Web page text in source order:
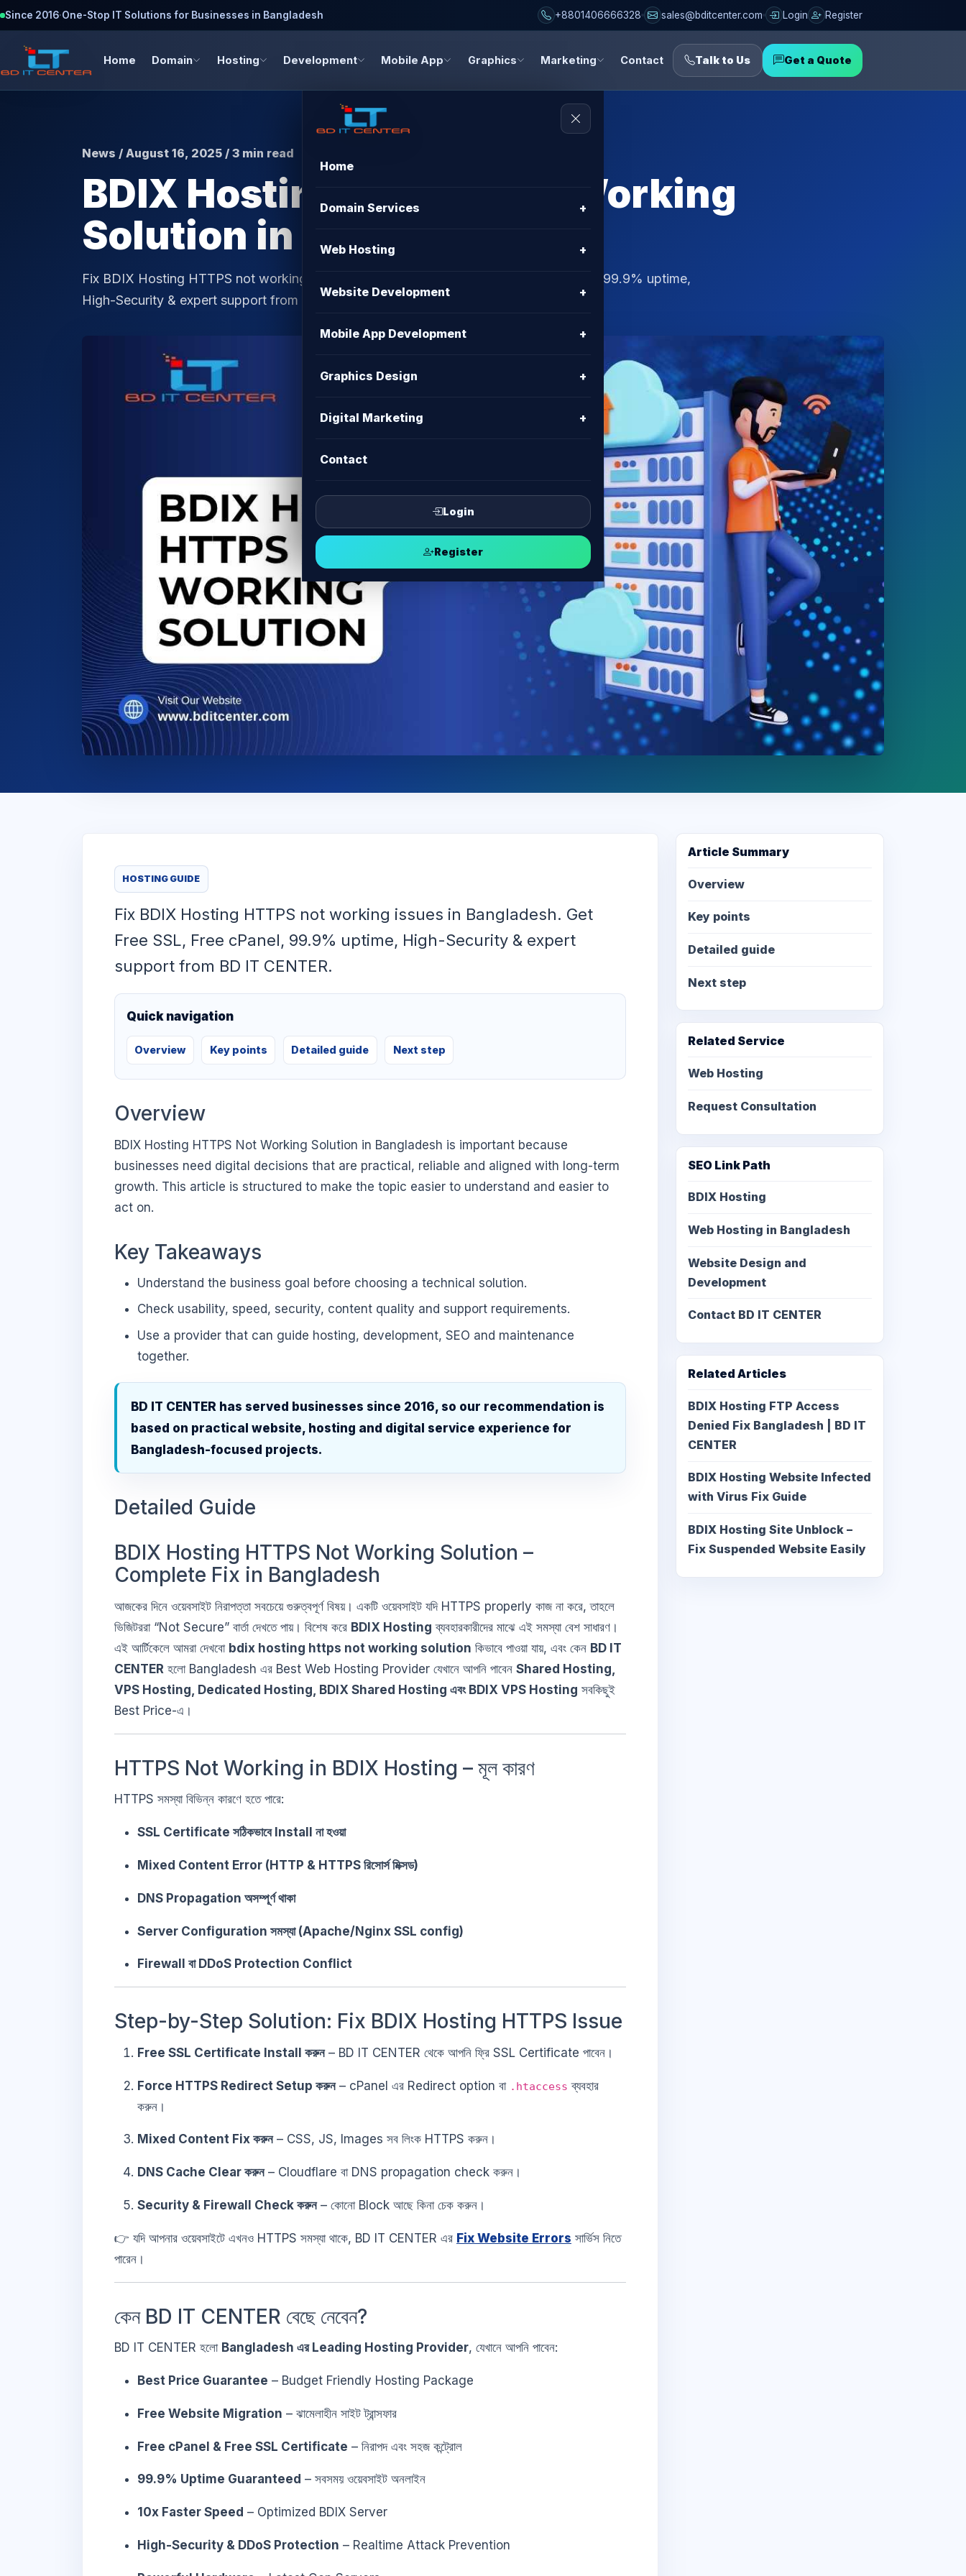
Since 2016·One-Stop IT Solutions for Businesses in Bangladesh +8801406666328 sales@bditcenter.com Login Register
Home Domain Hosting Development Mobile App Graphics Marketing Contact Talk to Us Get a Quote
Home
Domain Services +
Web Hosting +
Website Development +
Mobile App Development +
Graphics Design +
Digital Marketing +
Contact
Login
Register
News / August 16, 2025 / 3 min read
BDIX Hosting HTTPS Not Working
Solution in Bangladesh
Fix BDIX Hosting HTTPS not working issues in Bangladesh. Get Free SSL, Free cPanel, 99.9% uptime,
High-Security & expert support from BD IT CENTER.
HOSTING GUIDE
Fix BDIX Hosting HTTPS not working issues in Bangladesh. Get
Free SSL, Free cPanel, 99.9% uptime, High-Security & expert
support from BD IT CENTER.
Quick navigation
Overview Key points Detailed guide Next step
Overview
BDIX Hosting HTTPS Not Working Solution in Bangladesh is important because
businesses need digital decisions that are practical, reliable and aligned with long-term
growth. This article is structured to make the topic easier to understand and easier to
act on.
Key Takeaways
Understand the business goal before choosing a technical solution.
Check usability, speed, security, content quality and support requirements.
Use a provider that can guide hosting, development, SEO and maintenance
together.
BD IT CENTER has served businesses since 2016, so our recommendation is
based on practical website, hosting and digital service experience for
Bangladesh-focused projects.
Detailed Guide
BDIX Hosting HTTPS Not Working Solution –
Complete Fix in Bangladesh
আজকের দিনে ওয়েবসাইট নিরাপত্তা সবচেয়ে গুরুত্বপূর্ণ বিষয়। একটি ওয়েবসাইট যদি HTTPS properly কাজ না করে, তাহলে
ভিজিটররা “Not Secure” বার্তা দেখতে পায়। বিশেষ করে BDIX Hosting ব্যবহারকারীদের মাঝে এই সমস্যা বেশ সাধারণ।
এই আর্টিকেলে আমরা দেখবো bdix hosting https not working solution কিভাবে পাওয়া যায়, এবং কেন BD IT
CENTER হলো Bangladesh এর Best Web Hosting Provider যেখানে আপনি পাবেন Shared Hosting,
VPS Hosting, Dedicated Hosting, BDIX Shared Hosting এবং BDIX VPS Hosting সবকিছুই
Best Price-এ।
HTTPS Not Working in BDIX Hosting – মূল কারণ
HTTPS সমস্যা বিভিন্ন কারণে হতে পারে:
SSL Certificate সঠিকভাবে Install না হওয়া
Mixed Content Error (HTTP & HTTPS রিসোর্স মিক্সড)
DNS Propagation অসম্পূর্ণ থাকা
Server Configuration সমস্যা (Apache/Nginx SSL config)
Firewall বা DDoS Protection Conflict
Step-by-Step Solution: Fix BDIX Hosting HTTPS Issue
Free SSL Certificate Install করুন– BD IT CENTER থেকে আপনি ফ্রি SSL Certificate পাবেন।
Force HTTPS Redirect Setup করুন– cPanel এর Redirect option বা .htaccess ব্যবহার
করুন।
Mixed Content Fix করুন– CSS, JS, Images সব লিংক HTTPS করুন।
DNS Cache Clear করুন– Cloudflare বা DNS propagation check করুন।
Security & Firewall Check করুন– কোনো Block আছে কিনা চেক করুন।
👉 যদি আপনার ওয়েবসাইটে এখনও HTTPS সমস্যা থাকে, BD IT CENTER এর Fix Website Errors সার্ভিস নিতে
পারেন।
কেন BD IT CENTER বেছে নেবেন?
BD IT CENTER হলো Bangladesh এর Leading Hosting Provider, যেখানে আপনি পাবেন:
Best Price Guarantee – Budget Friendly Hosting Package
Free Website Migration – ঝামেলাহীন সাইট ট্রান্সফার
Free cPanel & Free SSL Certificate – নিরাপদ এবং সহজ কন্ট্রোল
99.9% Uptime Guaranteed – সবসময় ওয়েবসাইট অনলাইন
10x Faster Speed – Optimized BDIX Server
High-Security & DDoS Protection – Realtime Attack Prevention
Article Summary
Overview
Key points
Detailed guide
Next step
Related Service
Web Hosting
Request Consultation
SEO Link Path
BDIX Hosting
Web Hosting in Bangladesh
Website Design and
Development
Contact BD IT CENTER
Related Articles
BDIX Hosting FTP Access
Denied Fix Bangladesh | BD IT
CENTER
BDIX Hosting Website Infected
with Virus Fix Guide
BDIX Hosting Site Unblock –
Fix Suspended Website Easily